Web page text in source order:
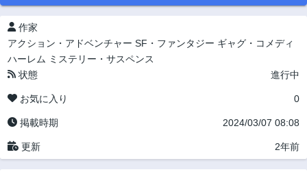
作家
アクション・アドベンチャー SF・ファンタジー ギャグ・コメディ
ハーレム ミステリー・サスペンス
状態
進行中
お気に入り 0
掲載時期 2024/03/07 08:08
更新 2年前